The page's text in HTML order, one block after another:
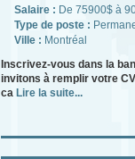
Salaire : De 75900$ à
Type de poste :
Ville : Montréal
Inscrivez-vous dans la
invitons à remplir votre
ca Lire la suite...